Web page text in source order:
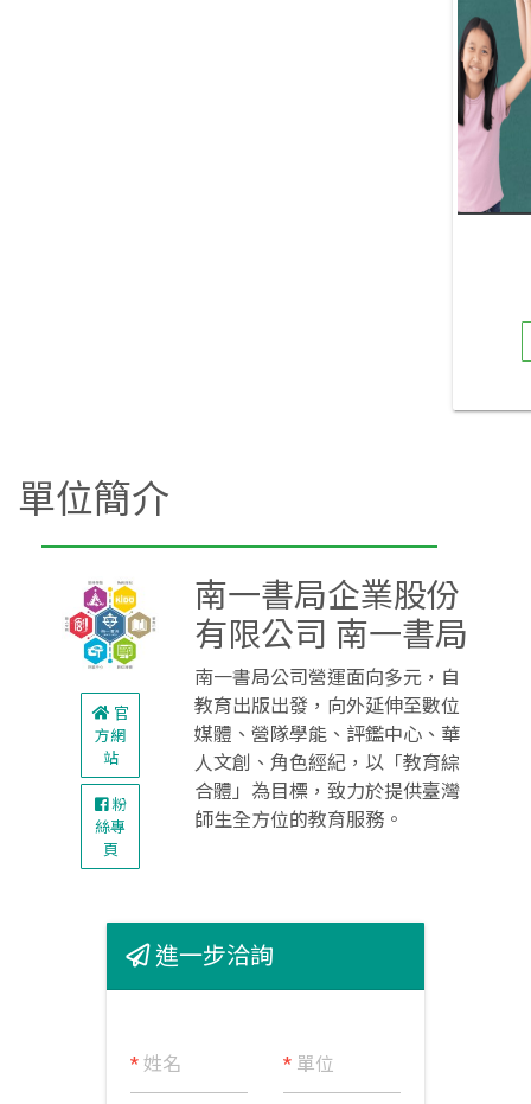
單位簡介
官
方網
站
粉
絲專
頁
南一書局企業股份
有限公司 南一書局
南一書局公司營運面向多元，自
教育出版出發，向外延伸至數位
媒體、營隊學能、評鑑中心、華
人文創、角色經紀，以「教育綜
合體」為目標，致力於提供臺灣
師生全方位的教育服務。
進一步洽詢
*姓名 * 單位